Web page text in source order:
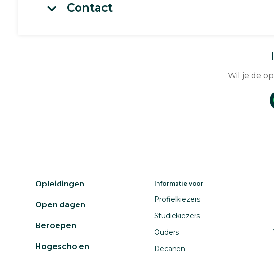
Contact
Wil je de
Opleidingen
Open dagen
Beroepen
Hogescholen
Informatie voor
Profielkiezers
Studiekiezers
Ouders
Decanen